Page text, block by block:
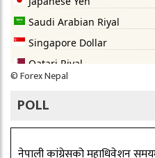
©Forex Nepal
POLL
नेपाली कांग्रेसको महाधिवेशन